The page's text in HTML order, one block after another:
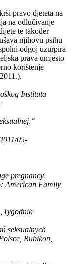
pravo djeteta na
na odlučivanje
te također
njihovu psihu
odgoj uzurpira
prava umjesto
korištenje
Instituta
05-
pregnancy.
American Family
seksualnych
Rubikon,